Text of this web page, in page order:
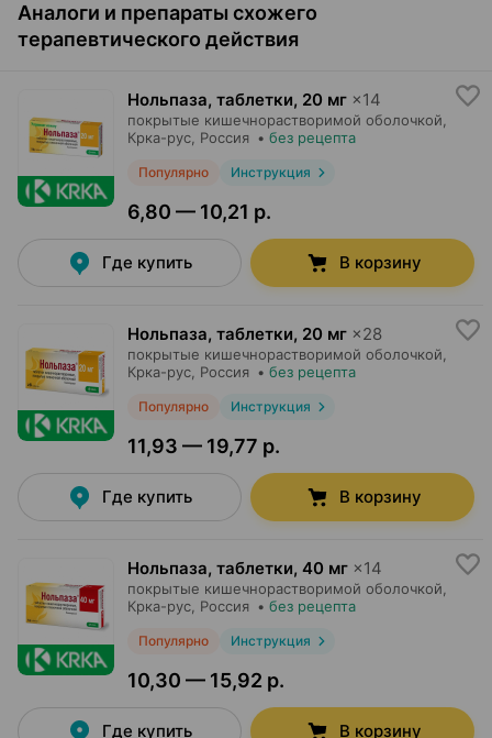
Аналоги и препараты схожего
терапевтического действия
Нольпаза, таблетки, 20 мг ×14
покрытые кишечнорастворимой оболочкой,
Крка-рус , Россия • без рецепта
Популярно Инструкция
6,80 — 10,21 р.
Где купить В корзину
Нольпаза, таблетки, 20 мг ×28
покрытые кишечнорастворимой оболочкой,
Крка-рус , Россия • без рецепта
Популярно Инструкция
11,93 — 19,77 р.
Где купить В корзину
Нольпаза, таблетки, 40 мг ×14
покрытые кишечнорастворимой оболочкой,
Крка-рус , Россия • без рецепта
Популярно Инструкция
10,30 — 15,92 р.
Где купить В корзину